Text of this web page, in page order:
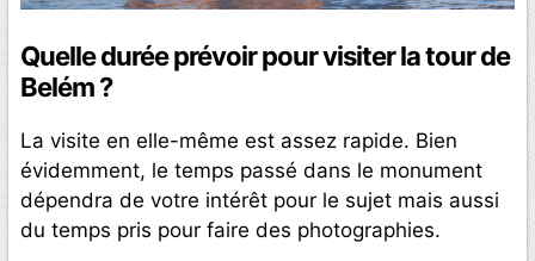
Quelle durée prévoir pour visiter la tour de
Belém ?
La visite en elle-même est assez rapide. Bien
évidemment, le temps passé dans le monument
dépendra de votre intérêt pour le sujet mais aussi
du temps pris pour faire des photographies.